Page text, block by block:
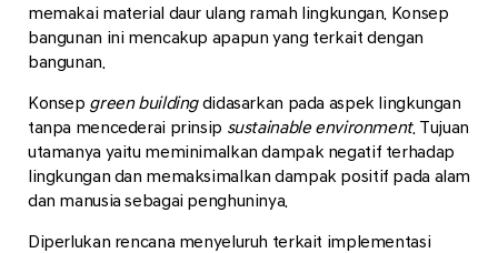
memakai material daur ulang ramah lingkungan. Konsep
bangunan ini mencakup apapun yang terkait dengan
bangunan.
Konsep green buildingdidasarkan pada aspek lingkungan
tanpa mencederai prinsip sustainable environment. Tujuan
utamanya yaitu meminimalkan dampak negatif terhadap
lingkungan dan memaksimalkan dampak positif pada alam
dan manusia sebagai penghuninya.
Diperlukan rencana menyeluruh terkait implementasi